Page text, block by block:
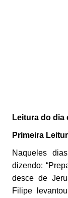
Leitura do dia
Primeira
Naqueles
dizendo:
desce de
Filipe